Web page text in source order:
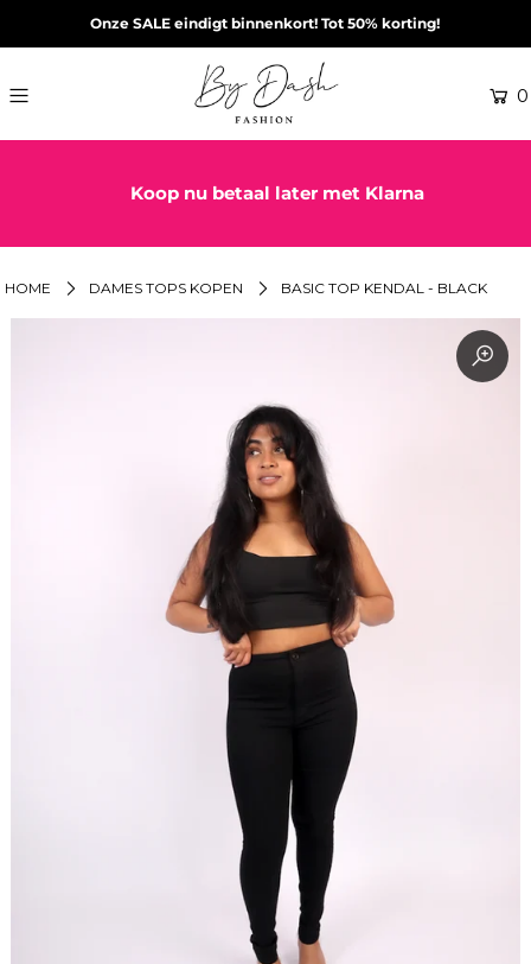
Onze SALE eindigt binnenkort! Tot 50% korting!
0
Koop nu betaal later met Klarna
HOME DAMES TOPS KOPEN BASIC TOP KENDAL - BLACK